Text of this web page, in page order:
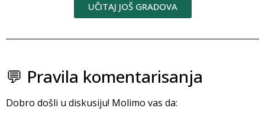
UČITAJ JOŠ GRADOVA
💬 Pravila komentarisanja
Dobro došli u diskusiju! Molimo vas da: